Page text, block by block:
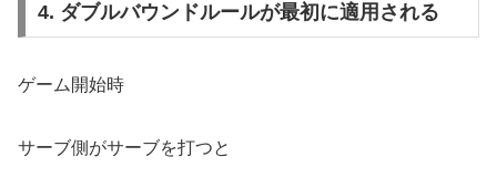
4. ダブルバウンドルールが最初に適用される
ゲーム開始時
サーブ側がサーブを打つと